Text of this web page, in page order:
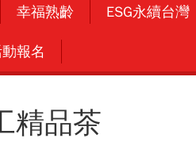
幸福熟齡 ESG永續台灣
報名
精品茶